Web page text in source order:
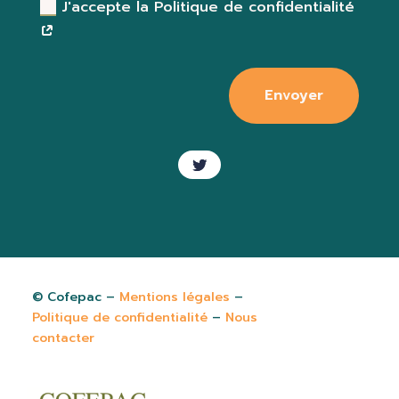
J'accepte la Politique de confidentialité
Envoyer
© Cofepac – Mentions légales –
Politique de confidentialité– Nous
contacter